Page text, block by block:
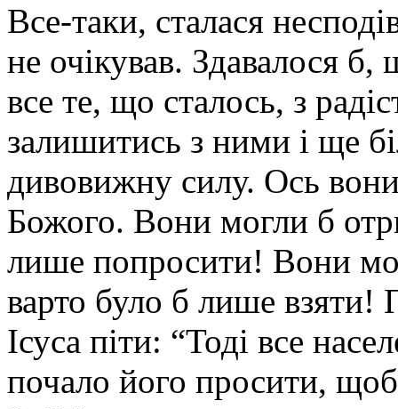
Все-таки, сталася
не очікував. Здавалося
все те, що сталось, з
залишитись з ними і ще
дивовижну силу. Ось
Божого. Вони могли б
лише попросити! Вони
варто було б лише взяти!
Ісуса піти: “Тоді все
почало його просити,